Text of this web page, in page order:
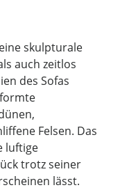
skulpturale
auch zeitlos
des Sofas
Felsen. Das
luftige
trotz seiner
lässt.